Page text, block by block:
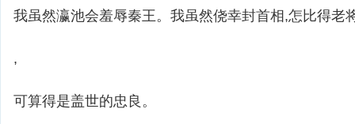
我虽然瀛池会羞辱秦王。我虽然侥幸封首相,怎比得老
,
可算得是盖世的忠良。